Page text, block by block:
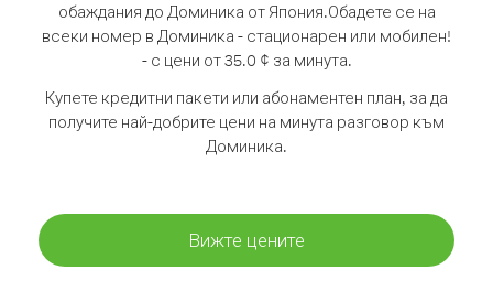
обаждания до Доминика от Япония.Обадете се на
всеки номер в Доминика - стационарен или мобилен!
- с цени от 35.0 ¢ за минута.
Купете кредитни пакети или абонаментен план, за да
получите най-добрите цени на минута разговор към
Доминика.
Вижте цените